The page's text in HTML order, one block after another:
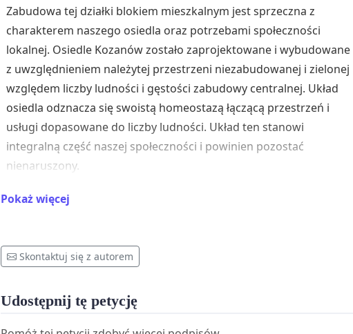
Zabudowa tej działki blokiem mieszkalnym jest sprzeczna z
charakterem naszego osiedla oraz potrzebami społeczności
lokalnej. Osiedle Kozanów zostało zaprojektowane i wybudowane
z uwzględnieniem należytej przestrzeni niezabudowanej i zielonej
względem liczby ludności i gęstości zabudowy centralnej. Układ
osiedla odznacza się swoistą homeostazą łączącą przestrzeń i
usługi dopasowane do liczby ludności. Układ ten stanowi
integralną część naszej społeczności i powinien pozostać
nienaruszony.
W naszym przekonaniu istotne jest także położenie tego terenu –
zagrożeń powodziowych. Tereny zielone w tej części miasta pełnią
retencję wód opadowych, przewietrzanie osiedla oraz ograniczają
skutki miejskiej wyspy ciepła. Są również ważnym elementem
Pokaż więcej
Skontaktuj się z autorem
Udostępnij tę petycję